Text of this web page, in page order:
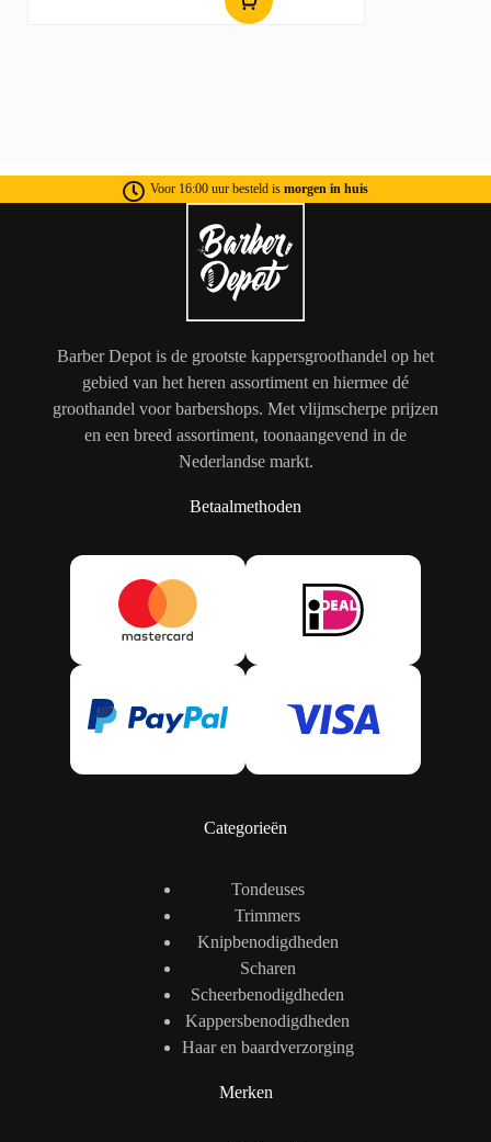
Voor 16:00 uur besteld is morgen in huis
Barber Depot is de grootste kappersgroothandel op het
gebied van het heren assortiment en hiermee dé
groothandel voor barbershops. Met vlijmscherpe prijzen
en een breed assortiment, toonaangevend in de
Nederlandse markt.
Betaalmethoden
Categorieën
Tondeuses
Trimmers
Knipbenodigdheden
Scharen
Scheerbenodigdheden
Kappersbenodigdheden
Haar en baardverzorging
Merken